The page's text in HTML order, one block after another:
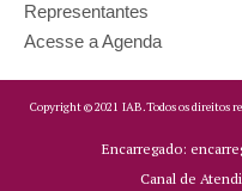
Representantes
Acesse a Agenda
Copyright ©2021 IAB.Todos os direitos
Encarregado:
Canal de